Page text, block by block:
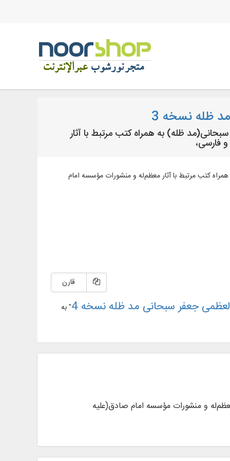
ظله نسخه 3
جعفر سبحانی(مد ظله) به همراه کتب مرتبط با آثار
فارسی،
ظله) به همراه کتب مرتبط با آثار معظم‌له و منشورات مؤسسه امام
قارن
جعفر سبحانی مد ظله نسخه 4 " به
آثار معظم‌له و منشورات مؤسسه امام صادق(علیه